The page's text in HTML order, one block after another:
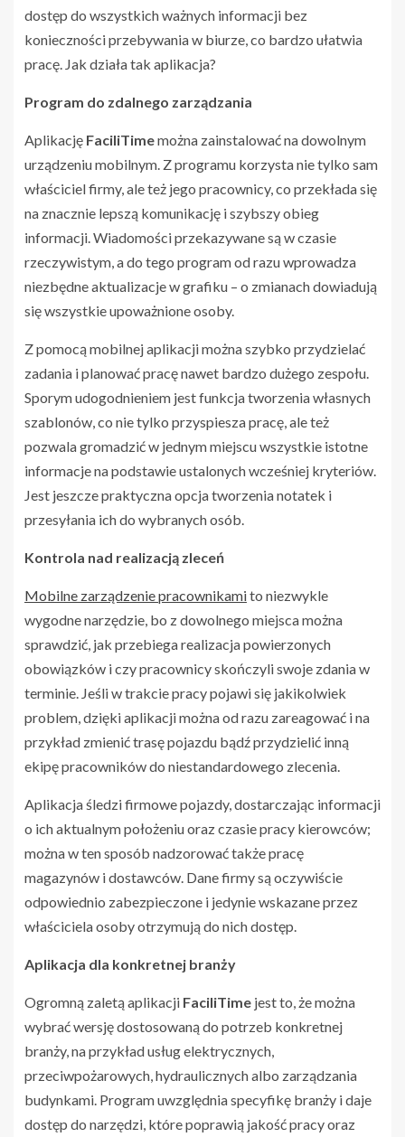
dostęp do wszystkich ważnych informacji bez
konieczności przebywania w biurze, co bardzo ułatwia
pracę. Jak działa tak aplikacja?
Program do zdalnego zarządzania
Aplikację FaciliTimemożna zainstalować na dowolnym
urządzeniu mobilnym. Z programu korzysta nie tylko sam
właściciel firmy, ale też jego pracownicy, co przekłada się
na znacznie lepszą komunikację i szybszy obieg
informacji. Wiadomości przekazywane są w czasie
rzeczywistym, a do tego program od razu wprowadza
niezbędne aktualizacje w grafiku – o zmianach dowiadują
się wszystkie upoważnione osoby.
Z pomocą mobilnej aplikacji można szybko przydzielać
zadania i planować pracę nawet bardzo dużego zespołu.
Sporym udogodnieniem jest funkcja tworzenia własnych
szablonów, co nie tylko przyspiesza pracę, ale też
pozwala gromadzić w jednym miejscu wszystkie istotne
informacje na podstawie ustalonych wcześniej kryteriów.
Jest jeszcze praktyczna opcja tworzenia notatek i
przesyłania ich do wybranych osób.
Kontrola nad realizacją zleceń
Mobilne zarządzenie pracownikamito niezwykle
wygodne narzędzie, bo z dowolnego miejsca można
sprawdzić, jak przebiega realizacja powierzonych
obowiązków i czy pracownicy skończyli swoje zdania w
terminie. Jeśli w trakcie pracy pojawi się jakikolwiek
problem, dzięki aplikacji można od razu zareagować i na
przykład zmienić trasę pojazdu bądź przydzielić inną
ekipę pracowników do niestandardowego zlecenia.
Aplikacja śledzi firmowe pojazdy, dostarczając informacji
o ich aktualnym położeniu oraz czasie pracy kierowców;
można w ten sposób nadzorować także pracę
magazynów i dostawców. Dane firmy są oczywiście
odpowiednio zabezpieczone i jedynie wskazane przez
właściciela osoby otrzymują do nich dostęp.
Aplikacja dla konkretnej branży
Ogromną zaletą aplikacji FaciliTime jest to, że można
wybrać wersję dostosowaną do potrzeb konkretnej
branży, na przykład usług elektrycznych,
przeciwpożarowych, hydraulicznych albo zarządzania
budynkami. Program uwzględnia specyfikę branży i daje
dostęp do narzędzi, które poprawią jakość pracy oraz